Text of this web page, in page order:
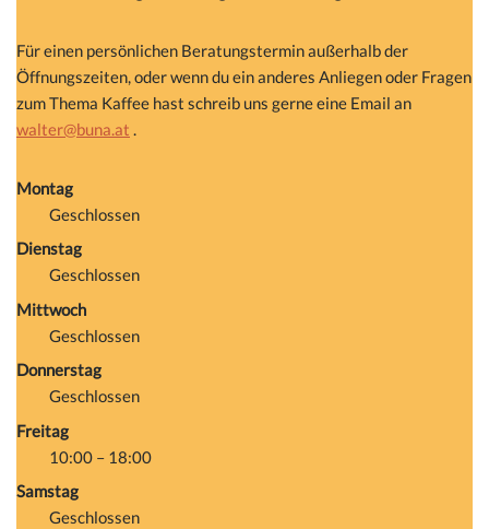
Für einen persönlichen Beratungstermin außerhalb der
Öffnungszeiten, oder wenn du ein anderes Anliegen oder Fragen
zum Thema Kaffee hast schreib uns gerne eine Email an
walter@buna.at .
Montag
Geschlossen
Dienstag
Geschlossen
Mittwoch
Geschlossen
Donnerstag
Geschlossen
Freitag
10:00 – 18:00
Samstag
Geschlossen